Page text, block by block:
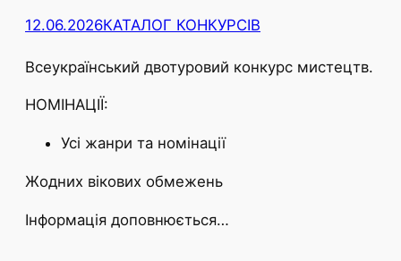
12.06.2026КАТАЛОГ КОНКУРСІВ
Всеукраїнський двотуровий конкурс мистецтв.
НОМІНАЦІЇ:
Усі жанри та номінації
Жодних вікових обмежень
Інформація доповнюється…